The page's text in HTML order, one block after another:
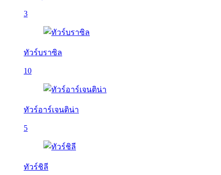
3
ทัวร์บราซิล
10
ทัวร์อาร์เจนติน่า
5
ทัวร์ชิลี